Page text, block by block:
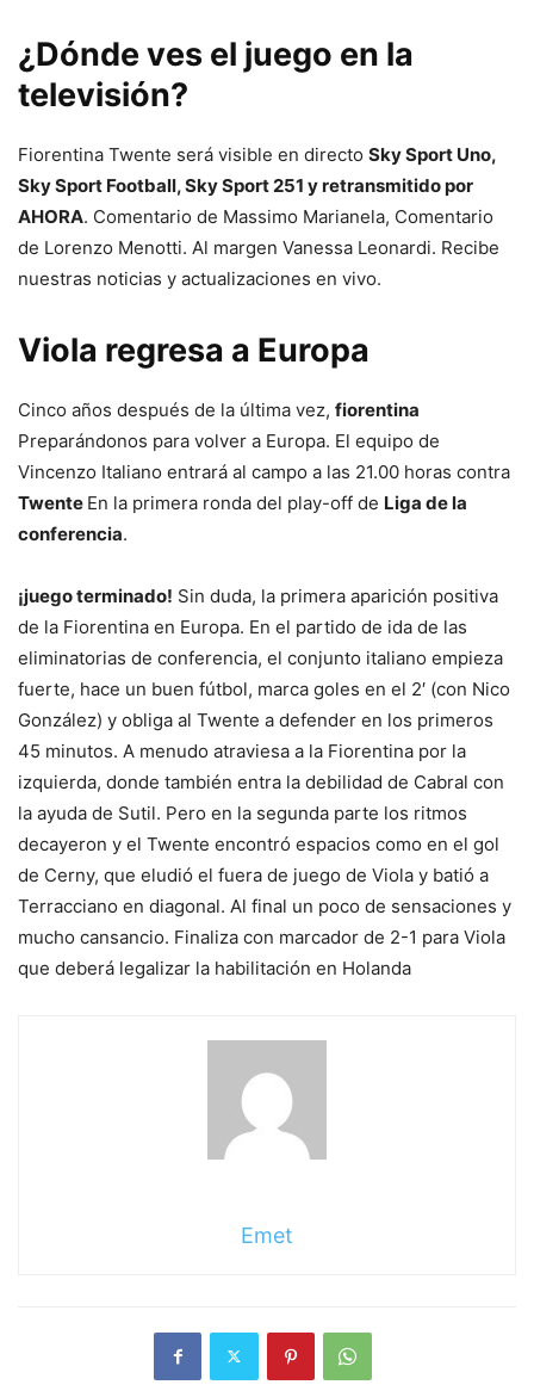
¿Dónde ves el juego en la
televisión?
Fiorentina Twente será visible en directo Sky Sport Uno,
Sky Sport Football, Sky Sport 251 y retransmitido por
AHORA. Comentario de Massimo Marianela, Comentario
de Lorenzo Menotti. Al margen Vanessa Leonardi. Recibe
nuestras noticias y actualizaciones en vivo.
Viola regresa a Europa
Cinco años después de la última vez, fiorentina
Preparándonos para volver a Europa. El equipo de
Vincenzo Italiano entrará al campo a las 21.00 horas contra
Twente En la primera ronda del play-off de Liga de la
conferencia.
¡juego terminado! Sin duda, la primera aparición positiva
de la Fiorentina en Europa. En el partido de ida de las
eliminatorias de conferencia, el conjunto italiano empieza
fuerte, hace un buen fútbol, ​​marca goles en el 2′ (con Nico
González) y obliga al Twente a defender en los primeros
45 minutos. A menudo atraviesa a la Fiorentina por la
izquierda, donde también entra la debilidad de Cabral con
la ayuda de Sutil. Pero en la segunda parte los ritmos
decayeron y el Twente encontró espacios como en el gol
de Cerny, que eludió el fuera de juego de Viola y batió a
Terracciano en diagonal. Al final un poco de sensaciones y
mucho cansancio. Finaliza con marcador de 2-1 para Viola
que deberá legalizar la habilitación en Holanda
Emet